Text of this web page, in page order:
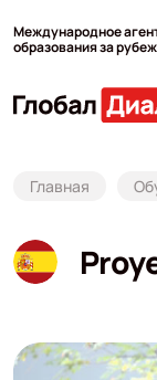
Международное
образования за
Главная